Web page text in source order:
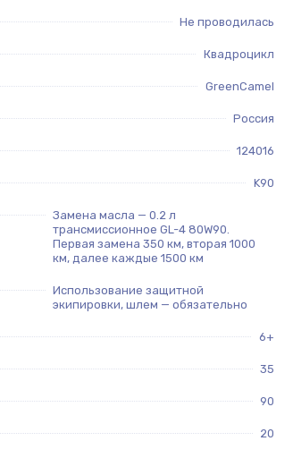
Не проводилась
Квадроцикл
GreenCamel
Россия
124016
K90
Замена масла — 0.2 л
трансмиссионное GL-4 80W90.
Первая замена 350 км, вторая 1000
км, далее каждые 1500 км
Использование защитной
экипировки, шлем — обязательно
6+
35
90
20